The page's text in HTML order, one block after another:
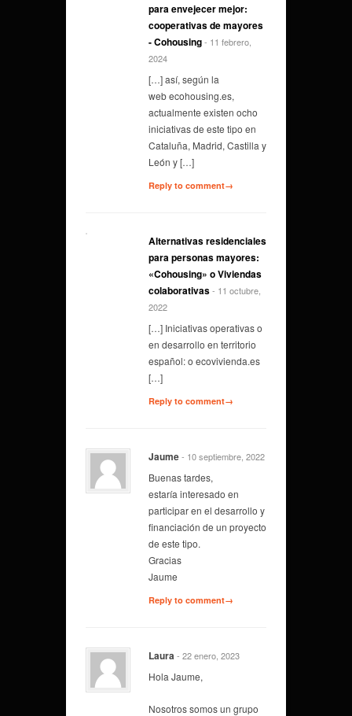
para envejecer mejor:
cooperativas de mayores
- Cohousing- 11 febrero,
2024
[…] así, según la
web ecohousing.es,
actualmente existen ocho
iniciativas de este tipo en
Cataluña, Madrid, Castilla y
León y […]
Reply to comment→
Alternativas residenciales
para personas mayores:
«Cohousing» o Viviendas
colaborativas- 11 octubre,
2022
[…] Iniciativas operativas o
en desarrollo en territorio
español: o ecovivienda.es
[…]
Reply to comment→
Jaume- 10 septiembre, 2022
Buenas tardes,
estaría interesado en
participar en el desarrollo y
financiación de un proyecto
de este tipo.
Gracias
Jaume
Reply to comment→
Laura- 22 enero, 2023
Hola Jaume,
Nosotros somos un grupo